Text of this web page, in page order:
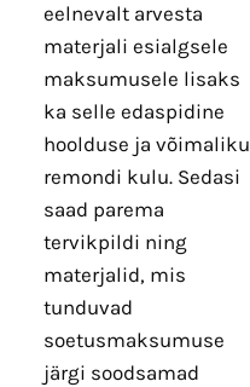
eelnevalt arvesta
materjali esialgsele
maksumusele lisaks
ka selle edaspidine
hoolduse ja võimaliku
remondi kulu. Sedasi
saad parema
tervikpildi ning
materjalid, mis
tunduvad
soetusmaksumuse
järgi soodsamad